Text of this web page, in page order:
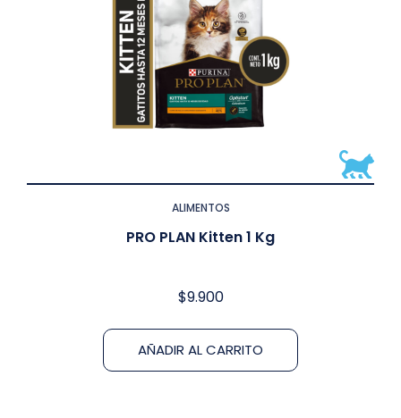
ALIMENTOS
PRO PLAN Kitten 1 Kg
$9.900
AÑADIR AL CARRITO